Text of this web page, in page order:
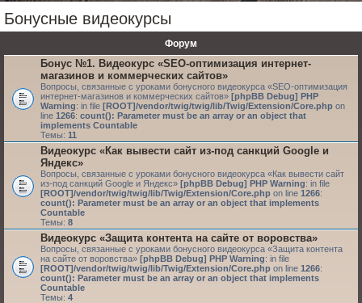
Бонусные видеокурсы
Форум
Бонус №1. Видеокурс «SEO-оптимизация интернет-
магазинов и коммерческих сайтов»
Вопросы, связанные с уроками бонусного видеокурса «SEO-оптимизация
интернет-магазинов и коммерческих сайтов» [phpBB Debug] PHP
Warning: in file [ROOT]/vendor/twig/twig/lib/Twig/Extension/Core.php on
line 1266: count(): Parameter must be an array or an object that
implements Countable
Темы: 11
Видеокурс «Как вывести сайт из-под санкций Google и
Яндекс»
Вопросы, связанные с уроками бонусного видеокурса «Как вывести сайт
из-под санкций Google и Яндекс» [phpBB Debug] PHP Warning: in file
[ROOT]/vendor/twig/twig/lib/Twig/Extension/Core.php on line 1266:
count(): Parameter must be an array or an object that implements
Countable
Темы: 8
Видеокурс «Защита контента на сайте от воровства»
Вопросы, связанные с уроками бонусного видеокурса «Защита контента
на сайте от воровства» [phpBB Debug] PHP Warning: in file
[ROOT]/vendor/twig/twig/lib/Twig/Extension/Core.php on line 1266:
count(): Parameter must be an array or an object that implements
Countable
Темы: 4